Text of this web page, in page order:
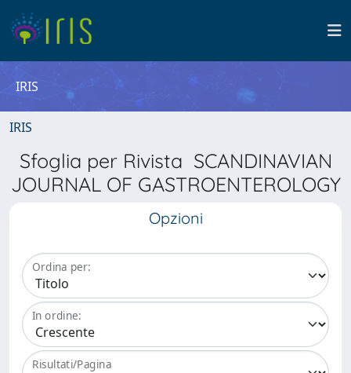
IRIS
IRIS
Sfoglia per Rivista SCANDINAVIAN
JOURNAL OF GASTROENTEROLOGY
Opzioni
Ordina per:
In ordine:
Risultati/Pagina